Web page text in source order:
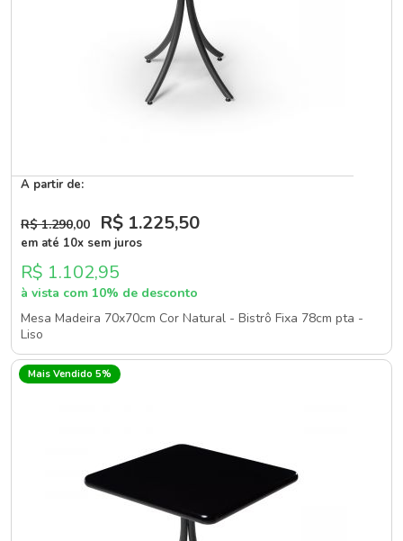
A partir de:
R$ 1.290,00 R$ 1.225,50
em até 10x sem juros
R$ 1.102,95
à vista com 10% de desconto
Mesa Madeira 70x70cm Cor Natural - Bistrô Fixa 78cm pta -
Liso
Mais Vendido 5%